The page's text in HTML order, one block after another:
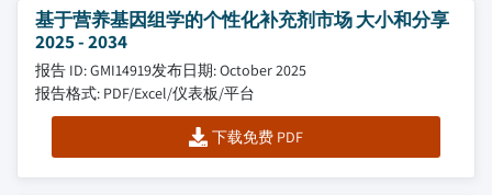
基于营养基因组学的个性化补充剂市场 大小和分享
2025 - 2034
报告 ID: GMI14919发布日期: October 2025
报告格式: PDF/Excel/仪表板/平台
下载免费 PDF